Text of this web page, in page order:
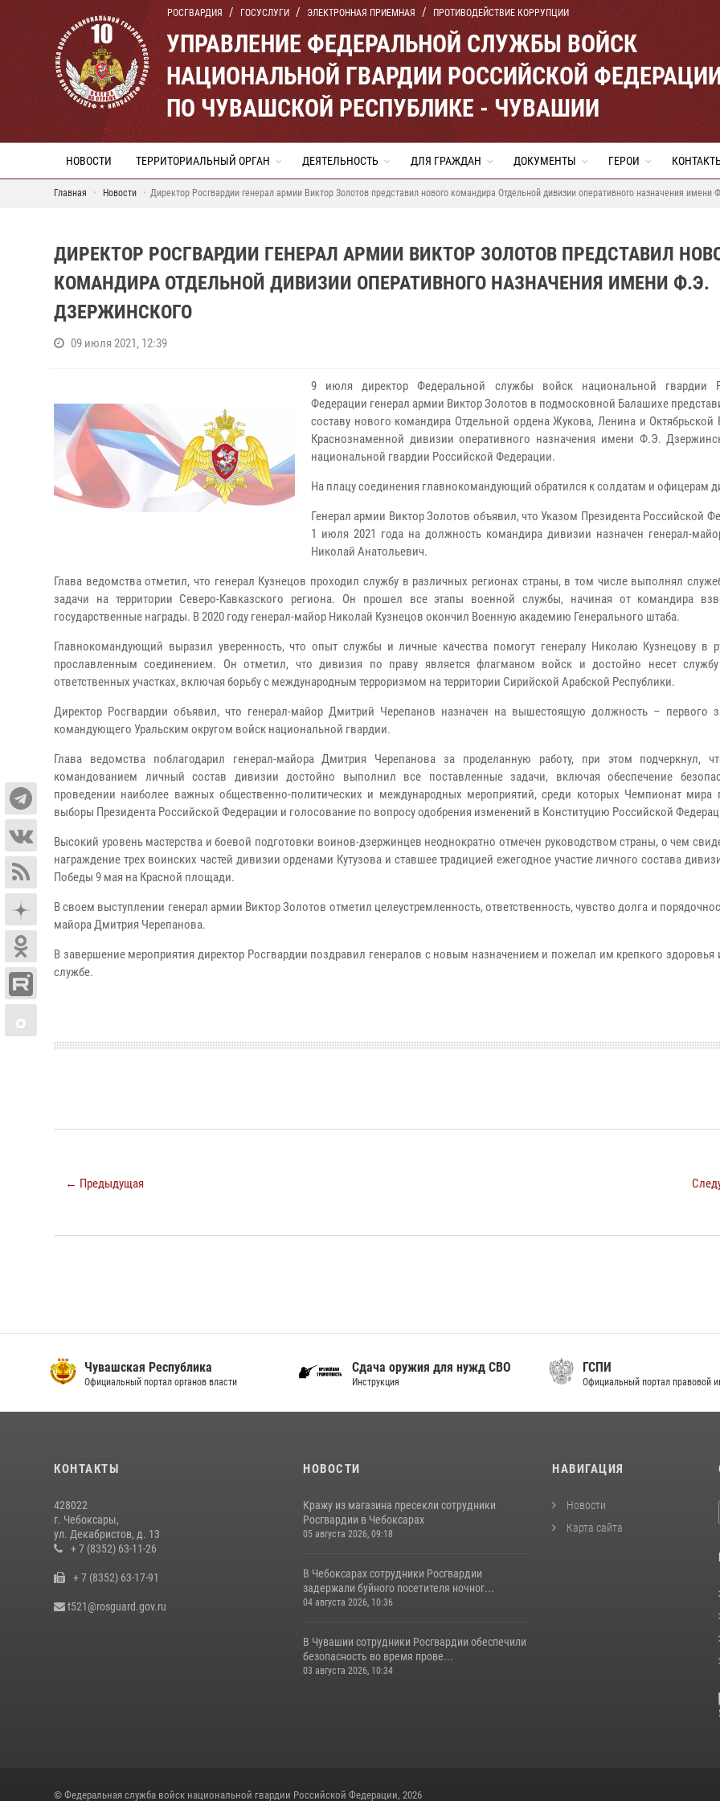
РОСГВАРДИЯ ГОСУСЛУГИ ЭЛЕКТРОННАЯ ПРИЕМНАЯ ПРОТИВОДЕЙСТВИЕ КОРРУПЦИИ
УПРАВЛЕНИЕ ФЕДЕРАЛЬНОЙ СЛУЖБЫ ВОЙСК
НАЦИОНАЛЬНОЙ ГВАРДИИ РОССИЙСКОЙ
ПО ЧУВАШСКОЙ РЕСПУБЛИКЕ - ЧУВАШИИ
НОВОСТИ ТЕРРИТОРИАЛЬНЫЙ ОРГАН ДЕЯТЕЛЬНОСТЬ ДЛЯ ГРАЖДАН ДОКУМЕНТЫ ГЕРОИ
Главная Новости Директор Росгвардии генерал армии Виктор Золотов представил нового командира Отдельной дивизии оперативного назначения имени
ДИРЕКТОР РОСГВАРДИИ ГЕНЕРАЛ АРМИИ ВИКТОР ЗОЛОТОВ ПРЕДСТАВИЛ
КОМАНДИРА ОТДЕЛЬНОЙ ДИВИЗИИ ОПЕРАТИВНОГО НАЗНАЧЕНИЯ ИМЕНИ Ф.Э.
ДЗЕРЖИНСКОГО
09 июля 2021, 12:39
9 июля директор Федеральной службы войск национальной гвардии
Федерации генерал армии Виктор Золотов в подмосковной Балашихе
составу нового командира Отдельной ордена Жукова, Ленина и
Краснознаменной дивизии оперативного назначения имени Ф.Э.
национальной гвардии Российской Федерации.
На плацу соединения главнокомандующий обратился к солдатам и офицерам
Генерал армии Виктор Золотов объявил, что Указом Президента Российской
1 июля 2021 года на должность командира дивизии назначен генерал-
Николай Анатольевич.
Глава ведомства отметил, что генерал Кузнецов проходил службу в различных регионах страны, в том числе выполнял
задачи на территории Северо-Кавказского региона. Он прошел все этапы военной службы, начиная от командира
государственные награды. В 2020 году генерал-майор Николай Кузнецов окончил Военную академию Генерального штаба.
Главнокомандующий выразил уверенность, что опыт службы и личные качества помогут генералу Николаю Кузнецову в
прославленным соединением. Он отметил, что дивизия по праву является флагманом войск и достойно несет
ответственных участках, включая борьбу с международным терроризмом на территории Сирийской Арабской Республики.
Директор Росгвардии объявил, что генерал-майор Дмитрий Черепанов назначен на вышестоящую должность – первого
командующего Уральским округом войск национальной гвардии.
Глава ведомства поблагодарил генерал-майора Дмитрия Черепанова за проделанную работу, при этом подчеркнул,
командованием личный состав дивизии достойно выполнил все поставленные задачи, включая обеспечение
проведении наиболее важных общественно-политических и международных мероприятий, среди которых Чемпионат мира
выборы Президента Российской Федерации и голосование по вопросу одобрения изменений в Конституцию Российской
Высокий уровень мастерства и боевой подготовки воинов-дзержинцев неоднократно отмечен руководством страны, о чем
награждение трех воинских частей дивизии орденами Кутузова и ставшее традицией ежегодное участие личного состава
Победы 9 мая на Красной площади.
В своем выступлении генерал армии Виктор Золотов отметил целеустремленность, ответственность, чувство долга и
майора Дмитрия Черепанова.
В завершение мероприятия директор Росгвардии поздравил генералов с новым назначением и пожелал им крепкого здоровья
службе.
← Предыдущая
Чувашская Республика
Официальный портал органов власти
Сдача оружия для нужд СВО
Инструкция
ГСПИ
Официальный портал правовой
КОНТАКТЫ
428022
г. Чебоксары,
ул. Декабристов, д. 13
+ 7 (8352) 63-11-26
+ 7 (8352) 63-17-91
t521@rosguard.gov.ru
НОВОСТИ
Кражу из магазина пресекли сотрудники
Росгвардии в Чебоксарах
05 августа 2026, 09:18
В Чебоксарах сотрудники Росгвардии
задержали буйного посетителя ночног...
04 августа 2026, 10:36
В Чувашии сотрудники Росгвардии обеспечили
безопасность во время прове...
03 августа 2026, 10:34
НАВИГАЦИЯ
Новости
Карта сайта
© Федеральная служба войск национальной гвардии Российской Федерации, 2026